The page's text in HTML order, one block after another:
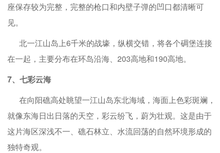
座保存较为完整，完整的枪口和内壁子弹的凹口都清晰可
见。
北一江山岛上6千米的战壕，纵横交错，将各个碉堡连接
在一起，主要分布在环岛沿海、203高地和190高地。
7、七彩云海
在向阳礁高处眺望一江山岛东北海域，海面上色彩斑斓，
就像东海日出日落的天空，彩云纷飞，蔚为壮观。这是由于
这片海区深浅不一、礁石林立、水流回荡的自然环境形成的
独特奇观。